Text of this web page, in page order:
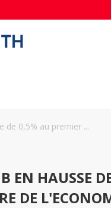
de 0,5% au premier ...
EN HAUSSE
DE